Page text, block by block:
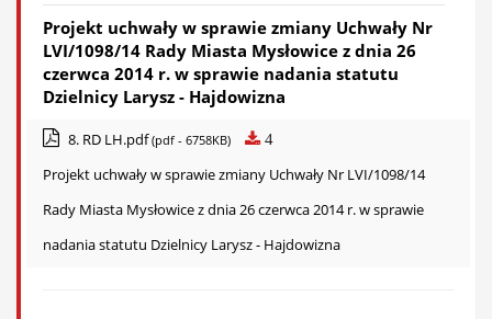
Projekt uchwały w sprawie zmiany Uchwały Nr
LVI/1098/14 Rady Miasta Mysłowice z dnia 26
czerwca 2014 r. w sprawie nadania statutu
Dzielnicy Larysz - Hajdowizna
8. RD LH.pdf(pdf - 6758KB) 4
Projekt uchwały w sprawie zmiany Uchwały Nr LVI/1098/14
Rady Miasta Mysłowice z dnia 26 czerwca 2014 r. w sprawie
nadania statutu Dzielnicy Larysz - Hajdowizna